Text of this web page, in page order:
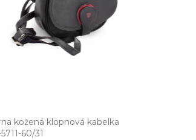
kožená klopnová kabelka
60/31